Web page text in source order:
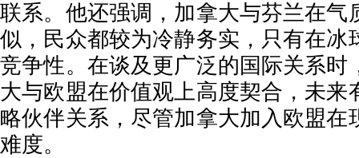
联系。他还强调，加拿大与芬兰在气
似，民众都较为冷静务实，只有在冰
竞争性。在谈及更广泛的国际关系时
大与欧盟在价值观上高度契合，未来
略伙伴关系，尽管加拿大加入欧盟在
难度。